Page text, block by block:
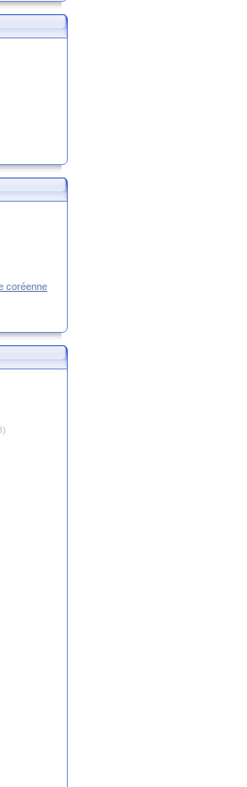
communiste décédé ce 8 juillet 2026 -
coréenne